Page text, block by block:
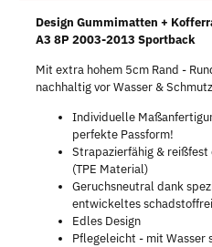
Design Gummimatten +
A3 8P 2003-2013 Sportback
Mit extra hohem 5cm Rand -
nachhaltig vor Wasser &
Individuelle
perfekte Passform!
Strapazierfähig &
(TPE Material)
Geruchsneutral dank
entwickeltes
Edles Design
Pflegeleicht - mit Wasser